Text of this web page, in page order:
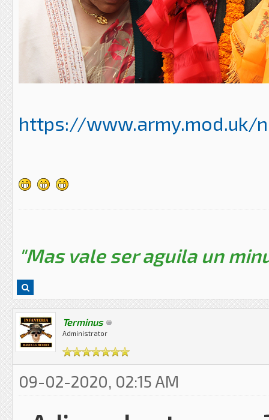
https://www.army.mod.uk/
"Mas vale ser aguila un
Terminus
Administrator
09-02-2020, 02:15 AM